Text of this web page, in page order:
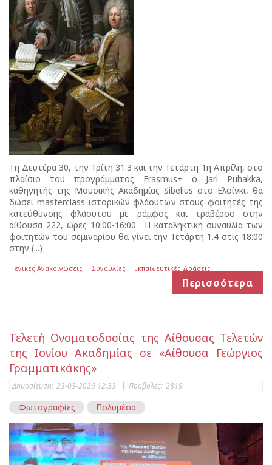
Τη Δευτέρα 30, την Τρίτη 31.3 και την Τετάρτη 1η Απρίλη, στο
πλαίσιο του προγράμματος Erasmus+ ο Jari Puhakka,
καθηγητής της Μουσικής Ακαδημίας Sibelius στο Ελσίνκι, θα
δώσει masterclass ιστορικών φλάουτων στους φοιτητές της
κατεύθυνσης φλάουτου με ράμφος και τραβέρσο στην
αίθουσα 222, ώρες 10:00-16:00. H καταληκτική συναυλία των
φοιτητών του σεμιναρίου θα γίνει την Τετάρτη 1.4 στις 18:00
στην (...)
Γενικές Ανακοινώσεις Συναυλίες Εκπαιδευτικές Δράσεις
Περισσότερα
Τελετή Ονοματοδοσίας της Αίθουσας Τελετών
της Ιονίου Ακαδημίας σε «Αίθουσα Γεώργιος
Γραμματικάκης»
Δημοσίευση: 23-03-2026 12:33 | Προβολές: 2819
Φωτογραφίες Πολυμέσα